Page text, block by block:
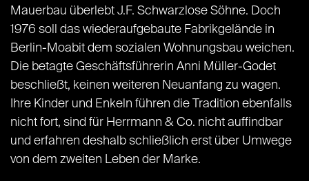
Mauerbau überlebt J.F. Schwarzlose Söhne. Doch
1976 soll das wiederaufgebaute Fabrikgelände in
Berlin-Moabit dem sozialen Wohnungsbau weichen.
Die betagte Geschäftsführerin Anni Müller-Godet
beschließt, keinen weiteren Neuanfang zu wagen.
Ihre Kinder und Enkeln führen die Tradition ebenfalls
nicht fort, sind für Herrmann & Co. nicht auffindbar
und erfahren deshalb schließlich erst über Umwege
von dem zweiten Leben der Marke.